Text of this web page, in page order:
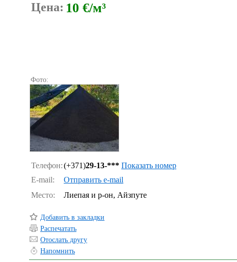
Цена: 10 €/м³
Фото:
Телефон:(+371)29-13-*** Показать номер
E-mail:
Отправить e-mail
Место:
Лиепая и р-он, Айзпуте
Добавить в закладки
Распечатать
Отослать другу
Напомнить